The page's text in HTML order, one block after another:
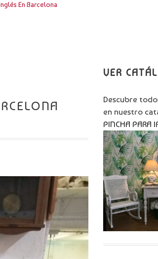
En Barcelona
VER
Descubre
en nuestro
PINCHA PARA